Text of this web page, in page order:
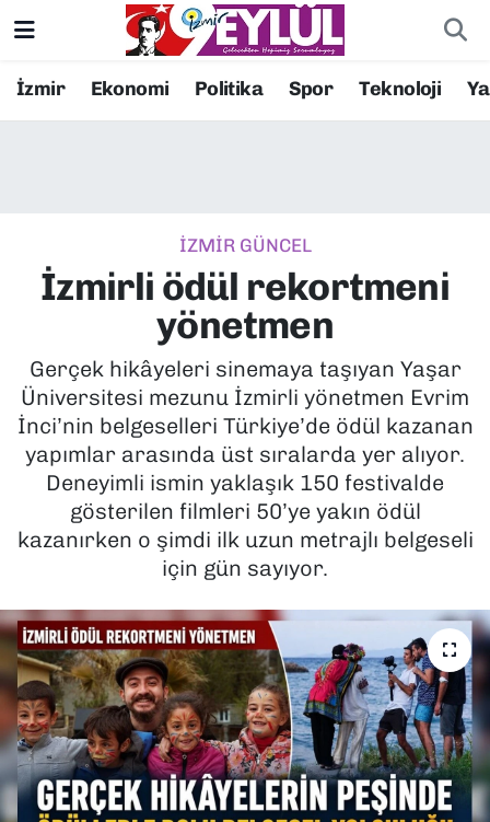
İzmir Ekonomi Politika Spor Teknoloji
İZMİR GÜNCEL
İzmirli ödül rekortmeni
yönetmen
Gerçek hikâyeleri sinemaya taşıyan Yaşar
Üniversitesi mezunu İzmirli yönetmen Evrim
İnci’nin belgeselleri Türkiye’de ödül kazanan
yapımlar arasında üst sıralarda yer alıyor.
Deneyimli ismin yaklaşık 150 festivalde
gösterilen filmleri 50’ye yakın ödül
kazanırken o şimdi ilk uzun metrajlı belgeseli
için gün sayıyor.
Resmi İlanlar
EKONOMİ
KÜLTÜR SANAT
MAGAZİN
POLİTİKA
SAĞLIK
TEKNOLOJİ
YAŞAM
YEREL YÖNETİMLER
Konak Nöbetçi Eczaneler
Süper Lig Puan Durumu ve Fikstür
Tüm Manşetler
Son Dakika Haberleri
Haber Arşivi